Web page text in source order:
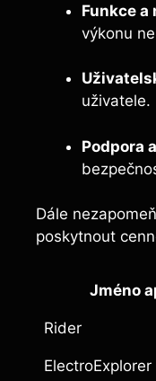
Funkce a
výkonu
uživatele.
Podpora
Dále
poskytnout
Jméno
Rider
ElectroExplorer